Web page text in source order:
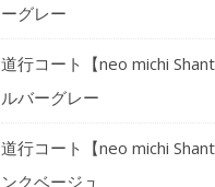
ーグレー
道行コート【neo michi
ルバーグレー
道行コート【neo michi
ンクベージュ